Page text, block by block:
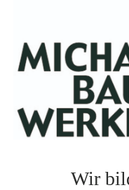
Wir